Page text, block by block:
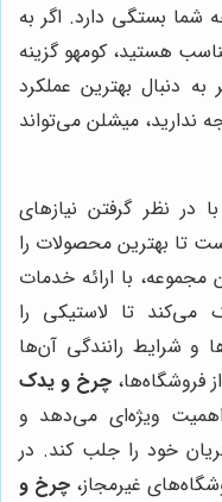
شما بستگی دارد. اگر به
هستید، کومهو گزینه
دنبال بهترین عملکرد
ندارید، میشلن می‌تواند
با در نظر گرفتن نیازهای
تا بهترین محصولات را
با ارائه خدمات
تا لاستیکی را
و شرایط رانندگی آن‌ها
فروشگاه‌ها، چرخ و یدک
ویژه‌ای می‌دهد و
خود را جلب کند. در
غیرمجاز، چرخ و